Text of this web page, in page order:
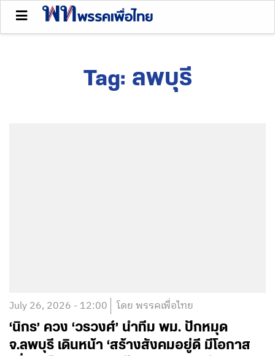
Tag: ลพบุรี
July 26, 2026 - 12:00 โดย พรรคเพื่อไทย
‘นิกร’ ควง ‘วรวงศ์’ นำทีม พม. ปักหมุด
จ.ลพบุรี เดินหน้า ‘สร้างสังคมอยู่ดี มีโอกาส